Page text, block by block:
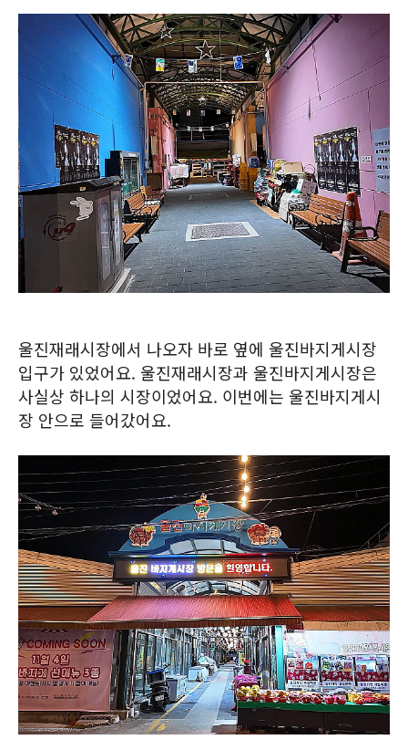
울진재래시장에서 나오자 바로 옆에 울진바지게시장
입구가 있었어요. 울진재래시장과 울진바지게시장은
사실상 하나의 시장이었어요. 이번에는 울진바지게시
장 안으로 들어갔어요.